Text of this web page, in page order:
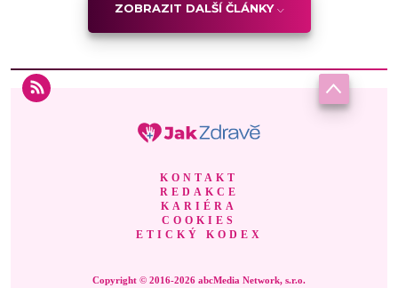
ZOBRAZIT DALŠÍ ČLÁNKY
KONTAKT
REDAKCE
KARIÉRA
COOKIES
ETICKÝ KODEX
Copyright © 2016-2026 abcMedia Network, s.r.o.